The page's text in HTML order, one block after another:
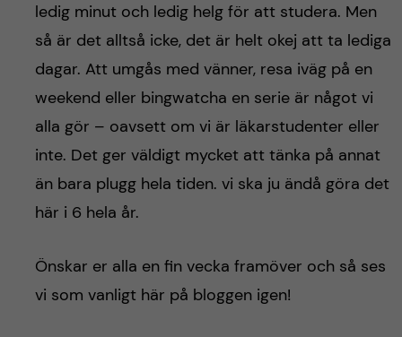
ledig minut och ledig helg för att studera. Men
så är det alltså icke, det är helt okej att ta lediga
dagar. Att umgås med vänner, resa iväg på en
weekend eller bingwatcha en serie är något vi
alla gör – oavsett om vi är läkarstudenter eller
inte. Det ger väldigt mycket att tänka på annat
än bara plugg hela tiden. vi ska ju ändå göra det
här i 6 hela år.
Önskar er alla en fin vecka framöver och så ses
vi som vanligt här på bloggen igen!